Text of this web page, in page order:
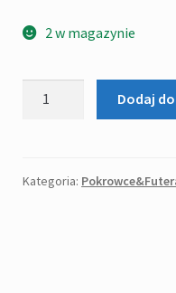
2 w magazynie
klasycznej
Dodaj
Kategoria: